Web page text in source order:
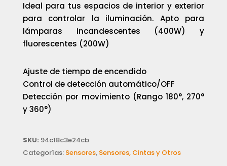
Ideal para tus espacios de interior y exterior
para controlar la iluminación. Apto para
lámparas incandescentes (400W) y
fluorescentes (200W)
Ajuste de tiempo de encendido
Control de detección automático/OFF
Detección por movimiento (Rango 180°, 270°
y 360°)
SKU: 94c18c3e24cb
Categorías: Sensores, Sensores, Cintas y Otros